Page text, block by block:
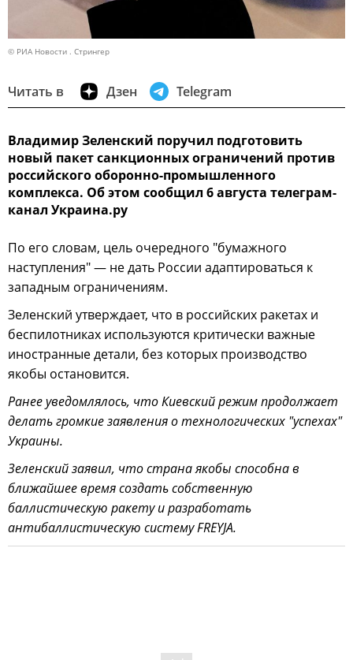
© РИА Новости . Стрингер
Читать в Дзен Telegram
Владимир Зеленский поручил подготовить
новый пакет санкционных ограничений против
российского оборонно-промышленного
комплекса. Об этом сообщил 6 августа телеграм-
канал Украина.ру
По его словам, цель очередного "бумажного
наступления" — не дать России адаптироваться к
западным ограничениям.
Зеленский утверждает, что в российских ракетах и
беспилотниках используются критически важные
иностранные детали, без которых производство
якобы остановится.
Ранее уведомлялось, что Киевский режим продолжает
делать громкие заявления о технологических "успехах"
Украины.
Зеленский заявил, что страна якобы способна в
ближайшее время создать собственную
баллистическую ракету и разработать
антибаллистическую систему FREYJA.